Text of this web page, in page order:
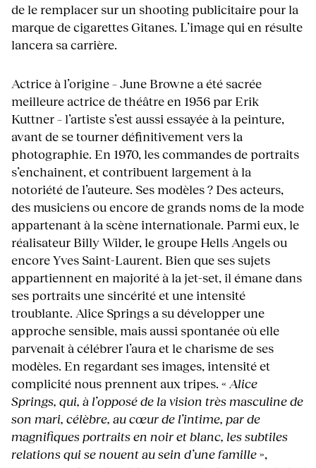
de le remplacer sur un shooting publicitaire pour la
marque de cigarettes Gitanes. L’image qui en résulte
lancera sa carrière.
Actrice à l’origine – June Browne a été sacrée
meilleure actrice de théâtre en 1956 par Erik
Kuttner – l’artiste s’est aussi essayée à la peinture,
avant de se tourner définitivement vers la
photographie. En 1970, les commandes de portraits
s’enchainent, et contribuent largement à la
notoriété de l’auteure. Ses modèles ? Des acteurs,
des musiciens ou encore de grands noms de la mode
appartenant à la scène internationale. Parmi eux, le
réalisateur Billy Wilder, le groupe Hells Angels ou
encore Yves Saint-Laurent. Bien que ses sujets
appartiennent en majorité à la jet-set, il émane dans
ses portraits une sincérité et une intensité
troublante. Alice Springs a su développer une
approche sensible, mais aussi spontanée où elle
parvenait à célébrer l’aura et le charisme de ses
modèles. En regardant ses images, intensité et
complicité nous prennent aux tripes. « Alice
Springs, qui, à l’opposé de la vision très masculine de
son mari, célèbre, au cœur de l’intime, par de
magnifiques portraits en noir et blanc, les subtiles
relations qui se nouent au sein d’une famille»,